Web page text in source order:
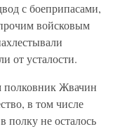
с боеприпасами,
войсковым
от усталости.
полковник Жвачин
в том числе
полку не осталось